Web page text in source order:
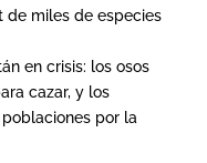
de miles de especies
en crisis: los osos
cazar, y los
por la